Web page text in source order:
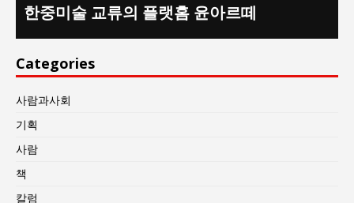
한중미술 교류의 플랫홈 윤아르떼
Categories
사람과사회
기획
사람
책
칼럼